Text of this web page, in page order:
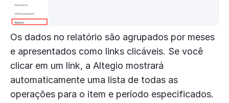
Os dados no relatório são agrupados por meses
e apresentados como links clicáveis. Se você
clicar em um link, a Altegio mostrará
automaticamente uma lista de todas as
operações para o item e período especificados.